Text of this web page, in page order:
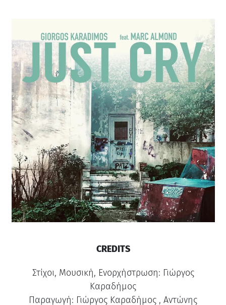
CREDITS
Στίχοι, Μουσική, Ενορχήστρωση: Γιώργος
Καραδήμος
Παραγωγή: Γιώργος Καραδήμος , Αντώνης